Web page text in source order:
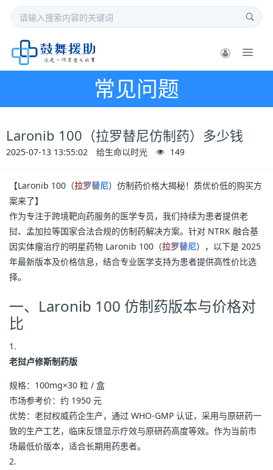
常见问题
Laronib 100（拉罗替尼仿制药）多少钱
2025-07-13 13:55:02 给生命以时光 149
【Laronib 100（拉罗替尼）仿制药价格大揭秘！质优价低的购买方
案来了】
作为专注于跨境靶向药服务的医学专员，我们持续为患者提供老
挝、孟加拉等国家合法合规的仿制药解决方案。针对 NTRK 融合基
因实体瘤治疗的明星药物 Laronib 100（拉罗替尼），以下是 2025
年最新版本及价格信息，结合专业医学支持为患者提供高性价比选
择。
一、Laronib 100 仿制药版本与价格对
比
老挝卢修斯制药版
规格：100mg×30 粒 / 盒
市场参考价：约 1950 元
优势：老挝权威药企生产，通过 WHO-GMP 认证，采用与原研药一
致的生产工艺，临床反馈显示疗效与原研药高度等效。作为当前市
场最低价版本，适合长期用药患者。